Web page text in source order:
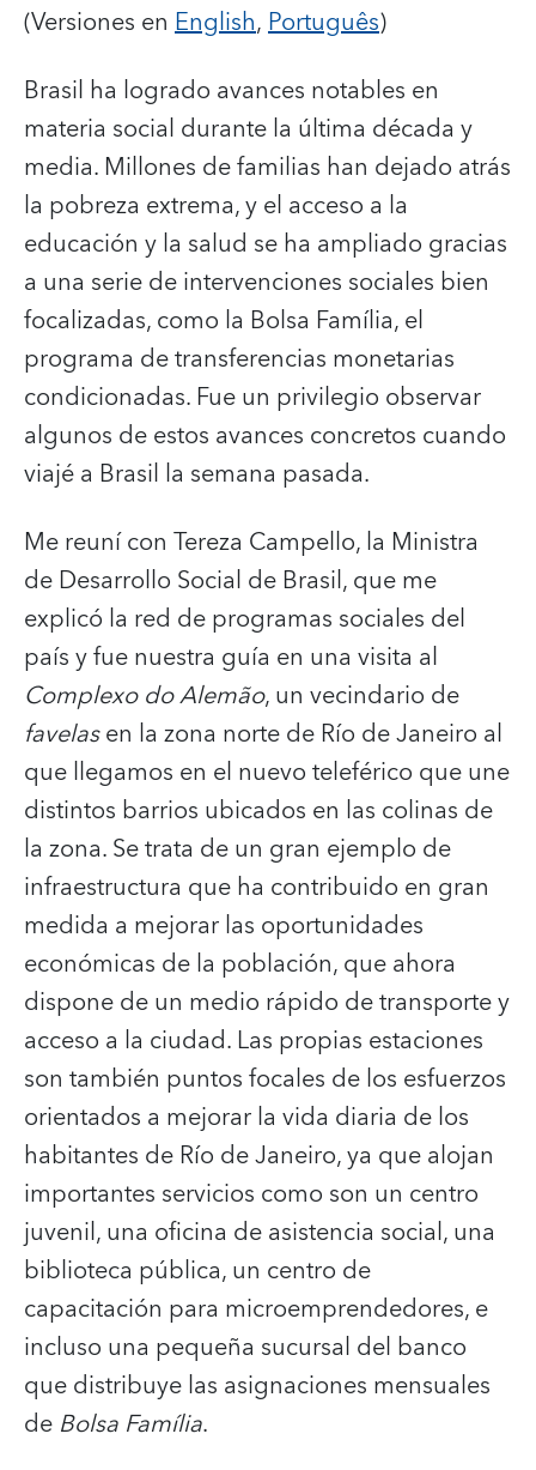
(Versiones en English,Português)
Brasil ha logrado avances notables en
materia social durante la última década y
media. Millones de familias han dejado atrás
la pobreza extrema, y el acceso a la
educación y la salud se ha ampliado gracias
a una serie de intervenciones sociales bien
focalizadas, como la Bolsa Família, el
programa de transferencias monetarias
condicionadas. Fue un privilegio observar
algunos de estos avances concretos cuando
viajé a Brasil la semana pasada.
Me reuní con Tereza Campello, la Ministra
de Desarrollo Social de Brasil, que me
explicó la red de programas sociales del
país y fue nuestra guía en una visita al
Complexo do Alemão, un vecindario de
favelasen la zona norte de Río de Janeiro al
que llegamos en el nuevo teleférico que une
distintos barrios ubicados en las colinas de
la zona. Se trata de un gran ejemplo de
infraestructura que ha contribuido en gran
medida a mejorar las oportunidades
económicas de la población, que ahora
dispone de un medio rápido de transporte y
acceso a la ciudad. Las propias estaciones
son también puntos focales de los esfuerzos
orientados a mejorar la vida diaria de los
habitantes de Río de Janeiro, ya que alojan
importantes servicios como son un centro
juvenil, una oficina de asistencia social, una
biblioteca pública, un centro de
capacitación para microemprendedores, e
incluso una pequeña sucursal del banco
que distribuye las asignaciones mensuales
de Bolsa Família.